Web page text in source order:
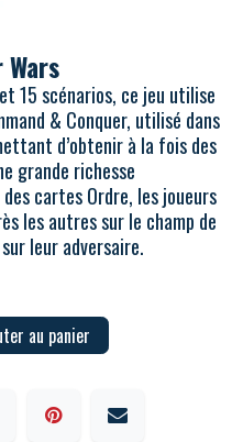
15 scénarios, ce jeu utilise
& Conquer, utilisé dans
d’obtenir à la fois des
grande richesse
cartes Ordre, les joueurs
les autres sur le champ de
leur adversaire.
au panier